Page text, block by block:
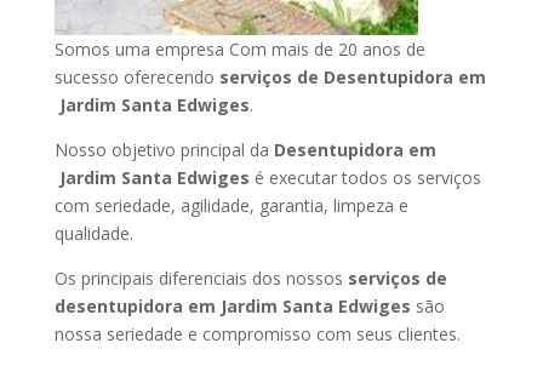
Somos uma empresa Com mais de 20 anos de
sucesso oferecendo serviços de Desentupidora em
Jardim Santa Edwiges.
Nosso objetivo principal da Desentupidora em
Jardim Santa Edwiges é executar todos os serviços
com seriedade, agilidade, garantia, limpeza e
qualidade.
Os principais diferenciais dos nossos serviços de
desentupidora em Jardim Santa Edwiges são
nossa seriedade e compromisso com seus clientes.